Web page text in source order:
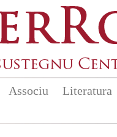
Associu Literatura